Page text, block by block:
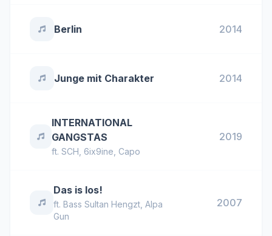
Berlin 2014
Junge mit Charakter 2014
INTERNATIONAL
GANGSTAS
ft.SCH 6ix9ine Capo
2019
Das is los!
ft.Bass Sultan Hengzt ,Alpa
Gun
2007